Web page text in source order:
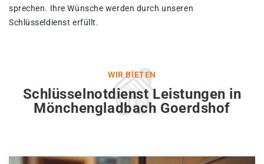
sprechen. Ihre Wünsche werden durch unseren
Schlüsseldienst erfüllt.
WIR BIETEN
Schlüsselnotdienst Leistungen in
Mönchengladbach Goerdshof